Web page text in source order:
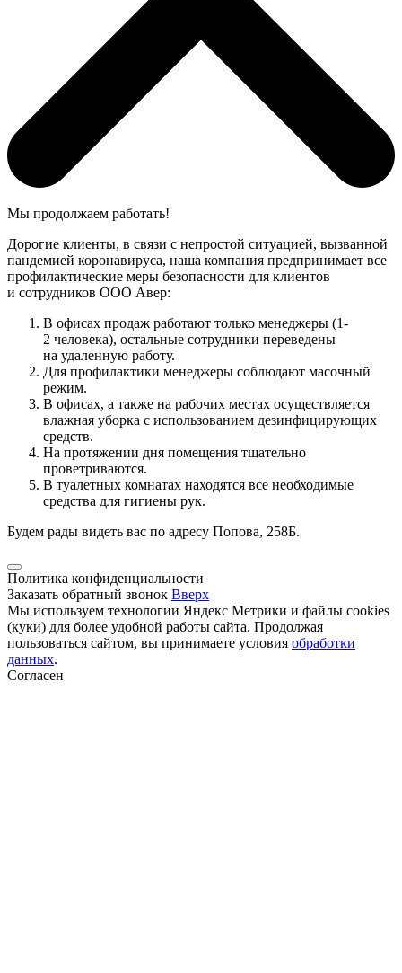
Мы продолжаем работать!
Дорогие клиенты, в связи с непростой ситуацией, вызванной
пандемией коронавируса, наша компания предпринимает все
профилактические меры безопасности для клиентов
и сотрудников ООО Авер:
В офисах продаж работают только менеджеры (1-
2 человека), остальные сотрудники переведены
на удаленную работу.
Для профилактики менеджеры соблюдают масочный
режим.
В офисах, а также на рабочих местах осуществляется
влажная уборка с использованием дезинфицирующих
средств.
На протяжении дня помещения тщательно
проветриваются.
В туалетных комнатах находятся все необходимые
средства для гигиены рук.
Будем рады видеть вас по адресу Попова, 258Б.
Политика конфиденциальности
Заказать обратный звонок Вверх
Мы используем технологии Яндекс Метрики и файлы cookies
(куки) для более удобной работы сайта. Продолжая
пользоваться сайтом, вы принимаете условия обработки
данных.
Согласен